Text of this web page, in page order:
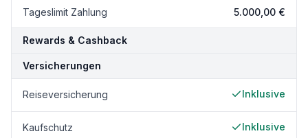
Tageslimit Zahlung 5.000,00 €
Rewards & Cashback
Versicherungen
Reiseversicherung Inklusive
Kaufschutz Inklusive